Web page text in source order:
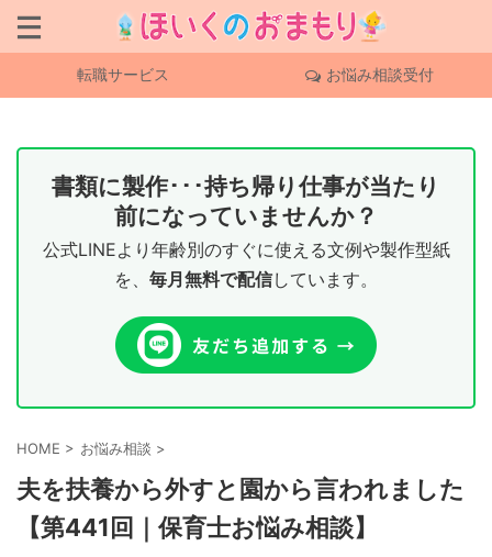
転職サービス お悩み相談受付
書類に製作･･･持ち帰り仕事が当たり
前になっていませんか？
公式LINEより年齢別のすぐに使える文例や製作型紙
を、 毎月無料で配信しています。
HOME > お悩み相談 >
夫を扶養から外すと園から言われました
【第441回｜保育士お悩み相談】